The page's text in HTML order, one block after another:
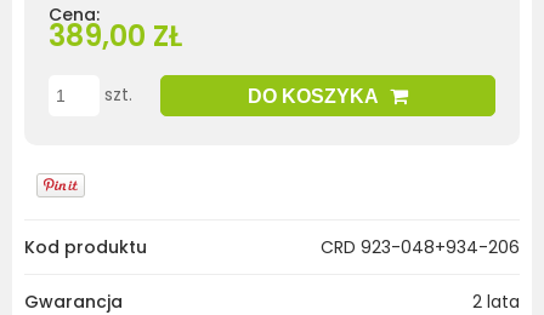
Kod produktu CRD 923-048+934-206
Gwarancja 2 lata
Cena:
389,00 ZŁ
szt. DO KOSZYKA